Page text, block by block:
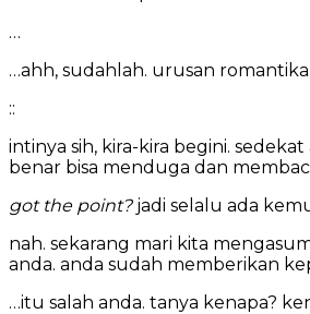
…
…ahh, sudahlah. urusan
::
intinya sih, kira-kira begini.
benar bisa menduga dan
got the point?jadi selalu ada
nah. sekarang mari kita
anda. anda sudah memberikan
…itu salah anda. tanya kenapa?